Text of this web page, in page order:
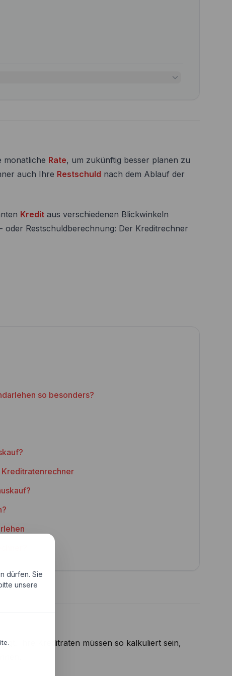
monatliche Rate, um zukünftig besser planen zu
auch Ihre Restschuld nach dem Ablauf der
Kreditaus verschiedenen Blickwinkeln
oder Restschuldberechnung: Der Kreditrechner
so besonders?
Ihre Kreditraten müssen so kalkuliert sein,
dürfen. Sie
unsere